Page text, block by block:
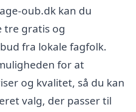
oub.dk kan du
gratis og
fra lokale fagfolk.
for at
og kvalitet, så du kan
valg, der passer til